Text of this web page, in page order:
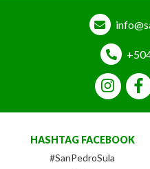
HASHTAG FACEBOOK
#SanPedroSula